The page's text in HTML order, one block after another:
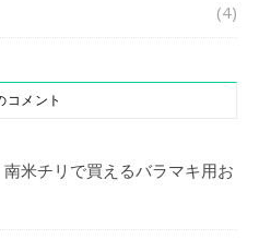
(4)
コメント
南米チリで買えるバラマキ用お